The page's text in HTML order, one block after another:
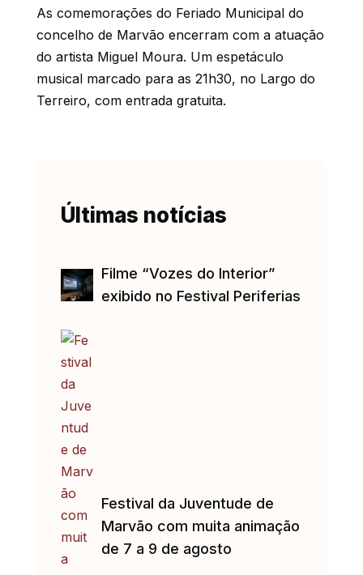
As comemorações do Feriado Municipal do
concelho de Marvão encerram com a atuação
do artista Miguel Moura. Um espetáculo
musical marcado para as 21h30, no Largo do
Terreiro, com entrada gratuita.
Últimas notícias
Filme “Vozes do Interior”
exibido no Festival Periferias
Festival da Juventude de
Marvão com muita animação
de 7 a 9 de agosto